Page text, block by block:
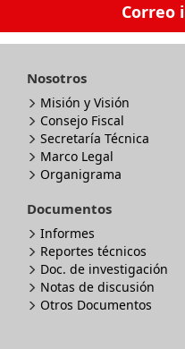
Correo
Nosotros
Misión y Visión
Consejo Fiscal
Secretaría Técnica
Marco Legal
Organigrama
Documentos
Informes
Reportes técnicos
Doc. de investigación
Notas de discusión
Otros Documentos